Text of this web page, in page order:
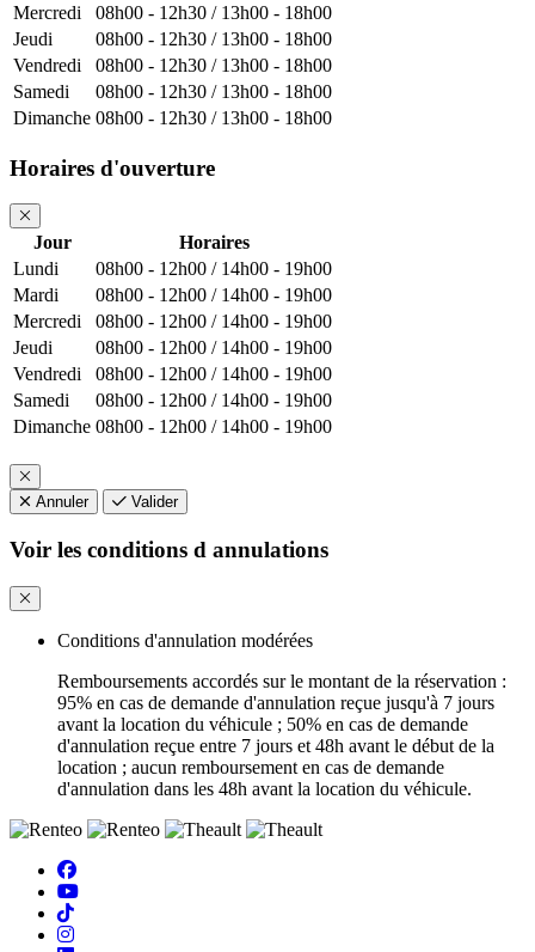
Mercredi
08h00 - 12h30 / 13h00 - 18h00
Jeudi
08h00 - 12h30 / 13h00 - 18h00
Vendredi
08h00 - 12h30 / 13h00 - 18h00
Samedi
08h00 - 12h30 / 13h00 - 18h00
Dimanche 08h00 - 12h30 / 13h00 - 18h00
Horaires d'ouverture
Jour
Horaires
Lundi
08h00 - 12h00 / 14h00 - 19h00
Mardi
08h00 - 12h00 / 14h00 - 19h00
Mercredi
08h00 - 12h00 / 14h00 - 19h00
Jeudi
08h00 - 12h00 / 14h00 - 19h00
Vendredi
08h00 - 12h00 / 14h00 - 19h00
Samedi
08h00 - 12h00 / 14h00 - 19h00
Dimanche 08h00 - 12h00 / 14h00 - 19h00
Annuler Valider
Voir les conditions d annulations
Conditions d'annulation modérées
Remboursements accordés sur le montant de la réservation :
95% en cas de demande d'annulation reçue jusqu'à 7 jours
avant la location du véhicule ; 50% en cas de demande
d'annulation reçue entre 7 jours et 48h avant le début de la
location ; aucun remboursement en cas de demande
d'annulation dans les 48h avant la location du véhicule.